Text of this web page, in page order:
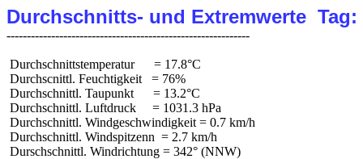
Durchschnitts- und Extremwerte  Tag:
Durchschnittstemperatur      = 17.8°C
Durchscnittl. Feuchtigkeit   = 76%
Durchschnittl. Taupunkt      = 13.2°C
Durchschnittl. Luftdruck     = 1031.3 hPa
Durchschnittl. Windgeschwindigkeit = 0.7 km/h
Durchschnittl. Windspitzenn  = 2.7 km/h
Durschschnittl. Windrichtung = 342° (NNW)